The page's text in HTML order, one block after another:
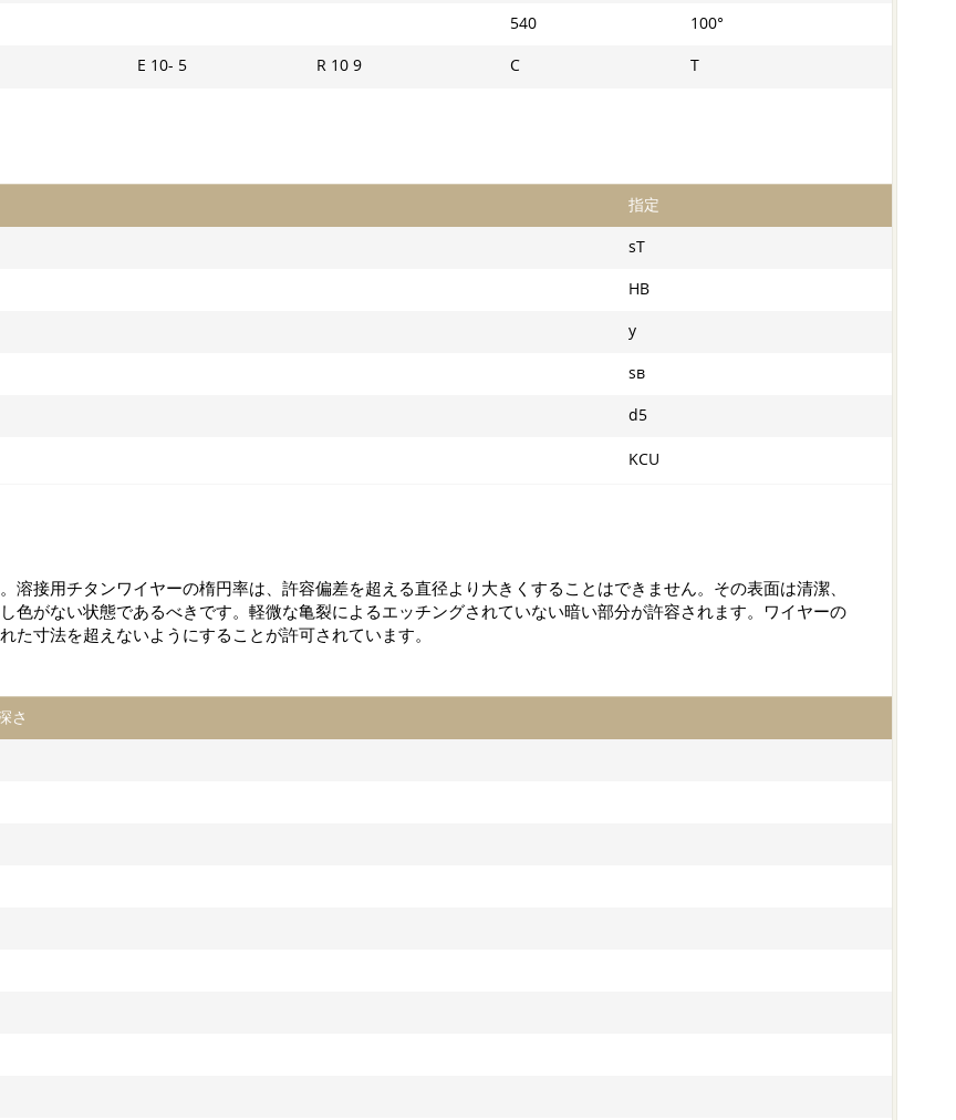
540 100°
E 10- 5 R 10 9 C T
指定
sT
HB
y
sв
d5
KCU
接用チタンワイヤーの楕円率は、許容偏差を超える直径より大きくすることはできません。その表面は清潔、
色がない状態であるべきです。軽微な亀裂によるエッチングされていない暗い部分が許容されます。ワイヤーの
寸法を超えないようにすることが許可されています。
さ